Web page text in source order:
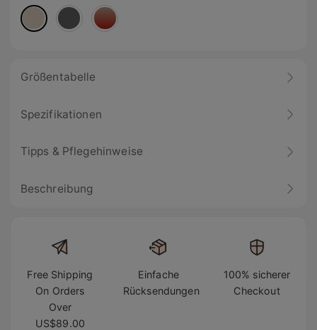
Größentabelle
Spezifikationen
Tipps & Pflegehinweise
Beschreibung
Free Shipping
On Orders
Over
US$89.00
Einfache
Rücksendungen
100% sicherer
Checkout